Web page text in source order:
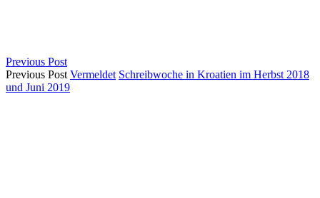
Previous Post
Previous Post Vermeldet Schreibwoche in Kroatien im Herbst 2018
und Juni 2019